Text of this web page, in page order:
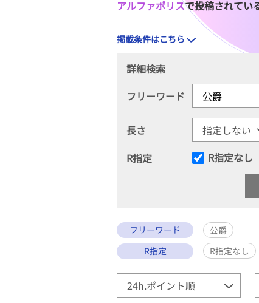
アルファポリスで投稿されてい
掲載条件はこちら
詳細検索
フリーワード
長さ
R指定
R指定なし
フリーワード
公爵
R指定
R指定なし